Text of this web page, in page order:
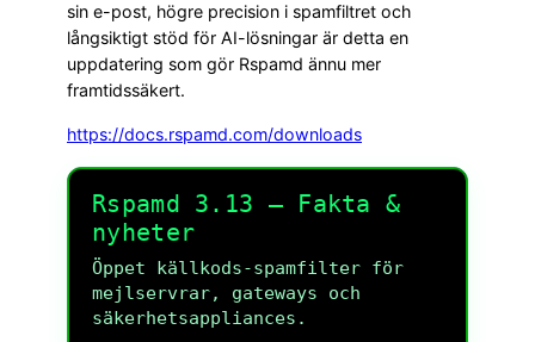
sin e-post, högre precision i spamfiltret och
långsiktigt stöd för AI-lösningar är detta en
uppdatering som gör Rspamd ännu mer
framtidssäkert.
https://docs.rspamd.com/downloads
Rspamd 3.13 — Fakta &
nyheter
Öppet källkods-spamfilter för
mejlservrar, gateways och
säkerhetsappliances.